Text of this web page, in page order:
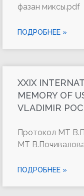
фазан миксы.pdf
ПОДРОБНЕЕ »
XXIX
MEMORY OF
VLADIMIR
Протокол МТ
МТ
ПОДРОБНЕЕ »